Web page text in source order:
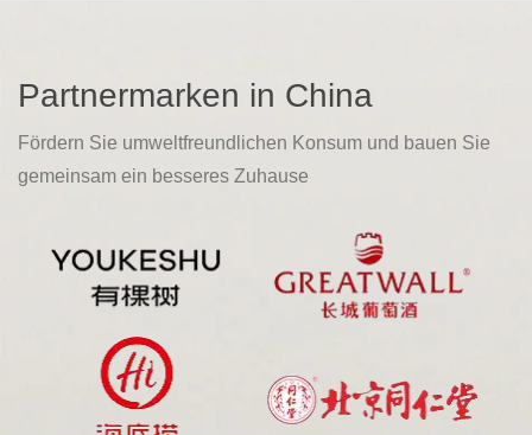
Partnermarken in China
Fördern Sie umweltfreundlichen Konsum und bauen Sie
gemeinsam ein besseres Zuhause